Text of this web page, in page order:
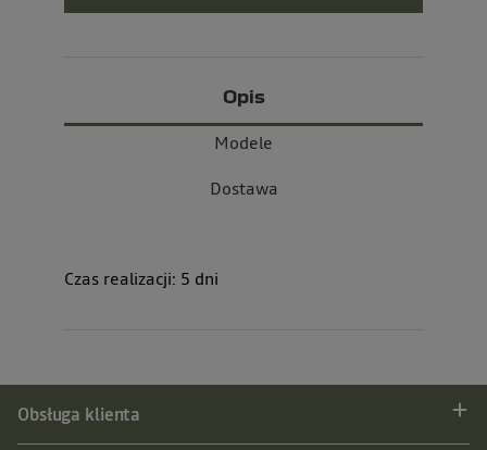
Opis
Modele
Dostawa
Czas realizacji: 5 dni
Obsługa klienta